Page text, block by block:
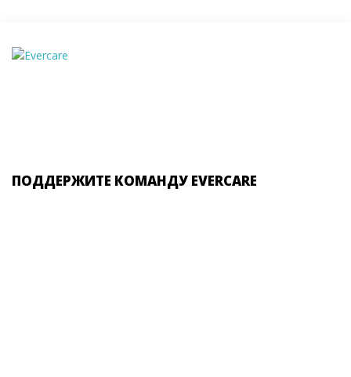
ПОДДЕРЖИТЕ КОМАНДУ EVERCARE